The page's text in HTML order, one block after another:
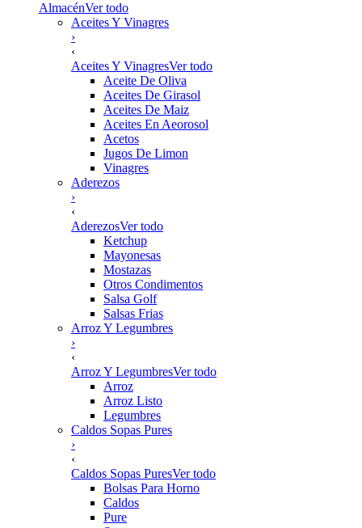
AlmacénVer todo
Aceites Y Vinagres
›
‹
Aceites Y VinagresVer todo
Aceite De Oliva
Aceites De Girasol
Aceites De Maiz
Aceites En Aeorosol
Acetos
Jugos De Limon
Vinagres
Aderezos
›
‹
AderezosVer todo
Ketchup
Mayonesas
Mostazas
Otros Condimentos
Salsa Golf
Salsas Frias
Arroz Y Legumbres
›
‹
Arroz Y LegumbresVer todo
Arroz
Arroz Listo
Legumbres
Caldos Sopas Pures
›
‹
Caldos Sopas PuresVer todo
Bolsas Para Horno
Caldos
Pure